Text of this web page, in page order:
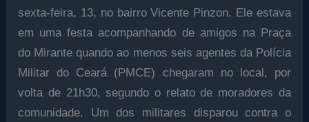
sexta-feira, 13, no bairro Vicente Pinzon. Ele estava
em uma festa acompanhando de amigos na Praça
do Mirante quando ao menos seis agentes da Polícia
Militar do Ceará (PMCE) chegaram no local, por
volta de 21h30, segundo o relato de moradores da
comunidade. Um dos militares disparou contra o